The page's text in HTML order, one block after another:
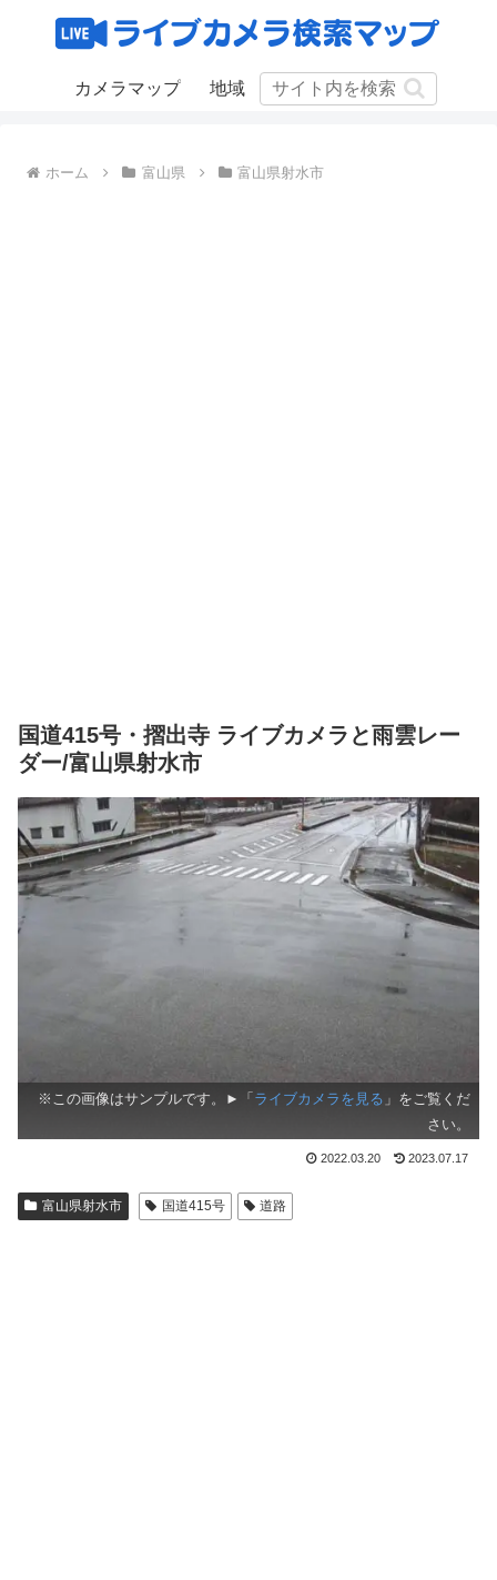
カメラマップ 地域
ホーム 富山県 富山県射水市
国道415号・摺出寺 ライブカメラと雨雲レー
ダー/富山県射水市
※この画像はサンプルです。►「ライブカメラを見る 」をご覧くだ
さい。
2022.03.20 2023.07.17
富山県射水市 国道415号 道路